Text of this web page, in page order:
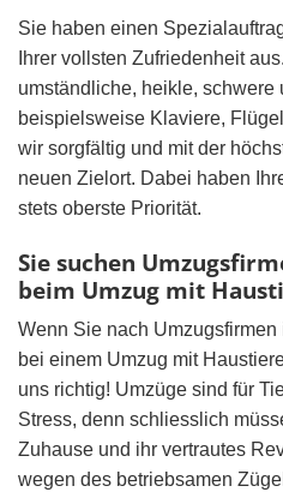
Sie haben einen
Ihrer vollsten Zufriedenheit
umständliche, heikle, schwere
beispielsweise Klaviere,
wir sorgfältig und mit der
neuen Zielort. Dabei haben
stets oberste Priorität.
Sie suchen
beim Umzug mit
Wenn Sie nach
bei einem Umzug mit
uns richtig! Umzüge sind für
Stress, denn schliesslich
Zuhause und ihr vertrautes
wegen des betriebsamen